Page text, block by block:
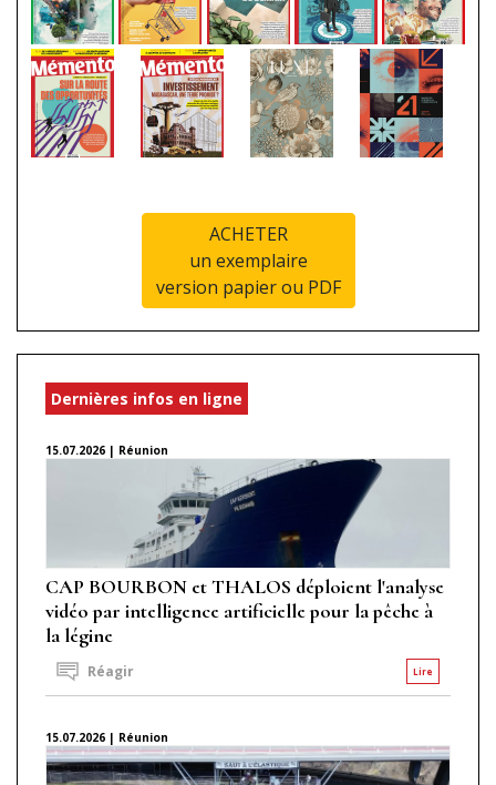
ACHETER
un exemplaire
version papier ou PDF
Dernières infos en ligne
15.07.2026 | Réunion
CAP BOURBON et THALOS déploient l'analyse
vidéo par intelligence artificielle pour la pêche à
la légine
Lire
Réagir
15.07.2026 | Réunion